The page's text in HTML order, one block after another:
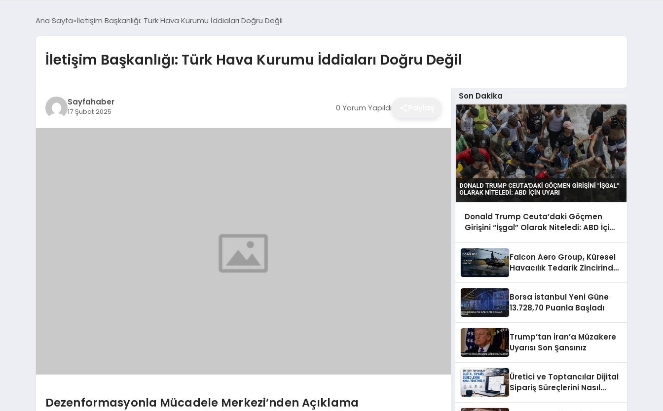
Ana Sayfa İletişim Başkanlığı: Türk Hava Kurumu İddiaları Doğru Değil
İletişim Başkanlığı: Türk Hava Kurumu İddiaları Doğru Değil
Sayfahaber
17 Şubat 2025 0 Yorum Yapıldı
Dezenformasyonla Mücadele Merkezi’nden Açıklama
Son Dakika
Donald Trump Ceuta’daki Göçmen
Girişini “İşgal” Olarak Niteledi: ABD İçin
Falcon Aero Group, Küresel
Havacılık Tedarik Zincirinde
Borsa İstanbul Yeni Güne
13.728,70 Puanla Başladı
Trump’tan İran’a Müzakere
Uyarısı Son Şansınız
Üretici ve Toptancılar Dijital
Sipariş Süreçlerini Nasıl